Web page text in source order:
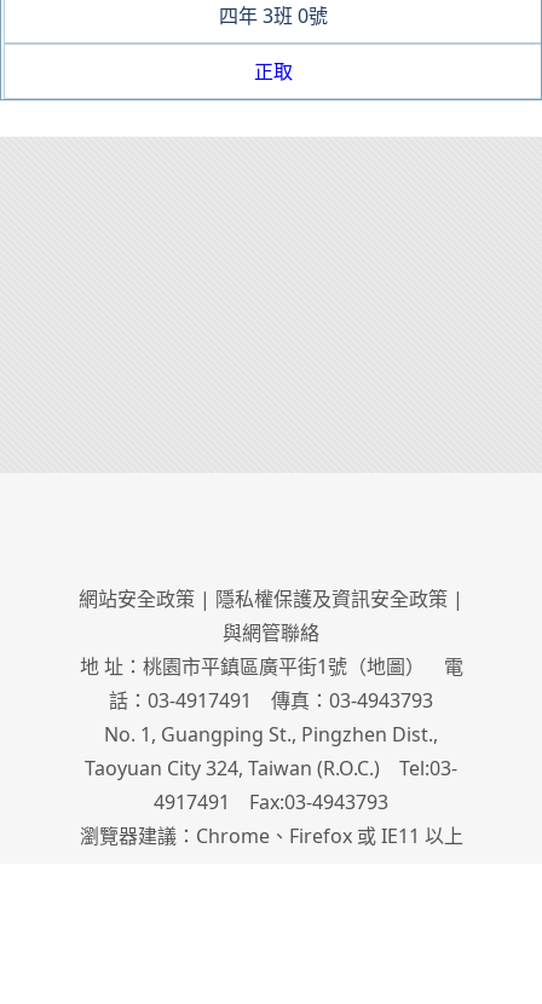
四年3班 0號
正取
網站安全政策 | 隱私權保護及資訊安全政策 |
與網管聯絡
地 址：桃園市平鎮區廣平街1號（地圖） 電
話：03-4917491 傳真：03-4943793
No. 1, Guangping St., Pingzhen Dist.,
Taoyuan City 324, Taiwan (R.O.C.) Tel:03-
4917491 Fax:03-4943793
瀏覽器建議：Chrome、Firefox 或 IE11 以上